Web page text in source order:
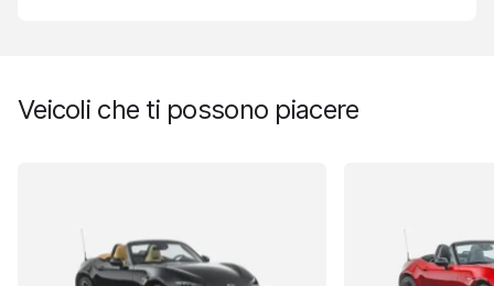
Veicoli che ti possono piacere